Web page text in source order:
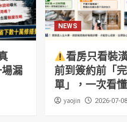
漏
NEWS
看房只看裝
前到簽約前「
單」，一次看懂
yaojin 2026-07-08